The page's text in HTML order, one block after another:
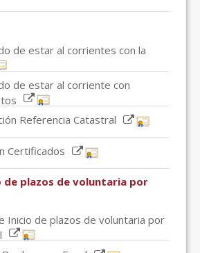
de estar al corrientes con la
de estar al corriente con
Referencia Catastral
Certificados
de plazos de voluntaria por
Inicio de plazos de voluntaria por